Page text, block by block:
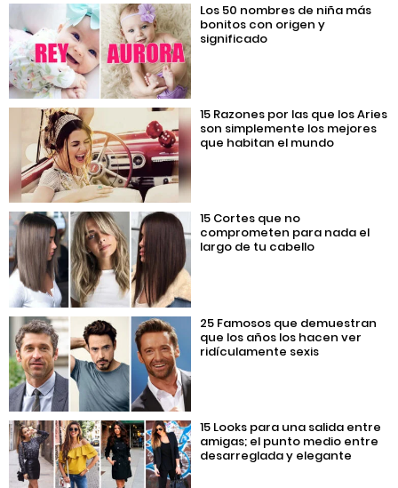
Los 50 nombres de niña más
bonitos con origen y
significado
15 Razones por las que los Aries
son simplemente los mejores
que habitan el mundo
15 Cortes que no
comprometen para nada el
largo de tu cabello
25 Famosos que demuestran
que los años los hacen ver
ridículamente sexis
15 Looks para una salida entre
amigas; el punto medio entre
desarreglada y elegante